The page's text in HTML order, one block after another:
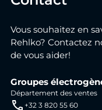
Vous souhaitez en
Rehlko? Contactez
de vous aider!
Groupes
Département des ventes
+32 3 820 55 60